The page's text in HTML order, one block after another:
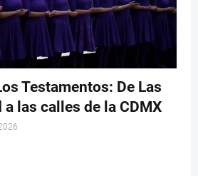
Testamentos: De Las
a las calles de la CDMX